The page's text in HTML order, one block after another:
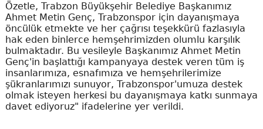
Özetle, Trabzon Büyükşehir Belediye Başkanımız
Ahmet Metin Genç, Trabzonspor için dayanışmaya
öncülük etmekte ve her çağrısı teşekkürü fazlasıyla
hak eden binlerce hemşehrimizden olumlu karşılık
bulmaktadır. Bu vesileyle Başkanımız Ahmet Metin
Genç'in başlattığı kampanyaya destek veren tüm iş
insanlarımıza, esnafımıza ve hemşehrilerimize
şükranlarımızı sunuyor, Trabzonspor'umuza destek
olmak isteyen herkesi bu dayanışmaya katkı sunmaya
davet ediyoruz" ifadelerine yer verildi.